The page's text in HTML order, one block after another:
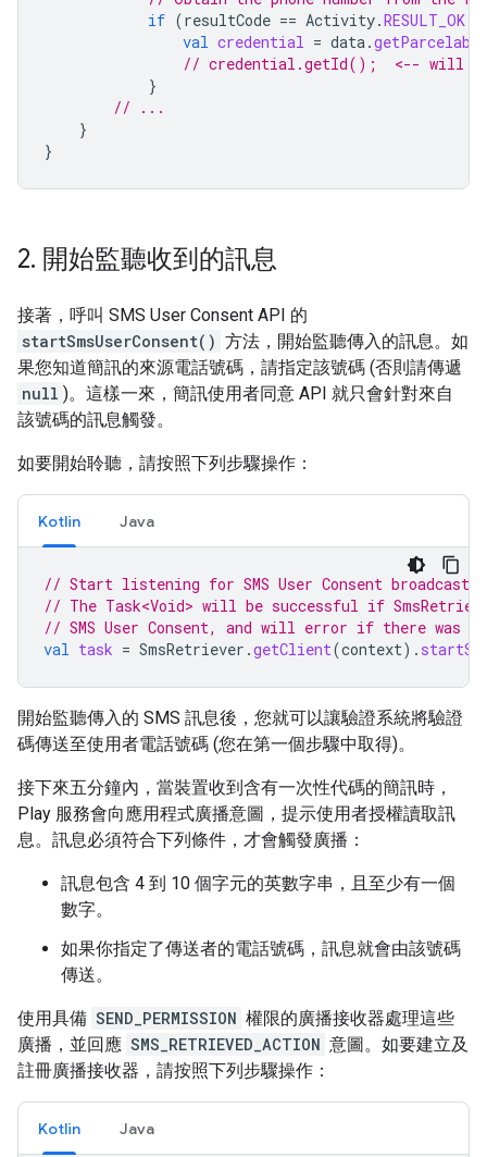
if (resultCode == Activity.RESULT_OK
val credential = data.
// credential.getId();  <-- will
}
// ...
}
}
2. 開始監聽收到的訊息
接著，呼叫 SMS User Consent API 的
startSmsUserConsent() 方法，開始監聽傳入的訊息。如
果您知道簡訊的來源電話號碼，請指定該號碼 (否則請傳遞
null )。這樣一來，簡訊使用者同意 API 就只會針對來自
該號碼的訊息觸發。
如要開始聆聽，請按照下列步驟操作：
Kotlin Java
// Start listening for SMS User Consent broadcasts
// The Task<Void> will be successful if
// SMS User Consent, and will error if there was
val task = SmsRetriever .getClient(context).
開始監聽傳入的 SMS 訊息後，您就可以讓驗證系統將驗證
碼傳送至使用者電話號碼 (您在第一個步驟中取得)。
接下來五分鐘內，當裝置收到含有一次性代碼的簡訊時，
Play 服務會向應用程式廣播意圖，提示使用者授權讀取訊
息。訊息必須符合下列條件，才會觸發廣播：
訊息包含 4 到 10 個字元的英數字串，且至少有一個
數字。
如果你指定了傳送者的電話號碼，訊息就會由該號碼
傳送。
使用具備 SEND_PERMISSION 權限的廣播接收器處理這些
廣播，並回應 SMS_RETRIEVED_ACTION 意圖。如要建立及
註冊廣播接收器，請按照下列步驟操作：
Kotlin Java